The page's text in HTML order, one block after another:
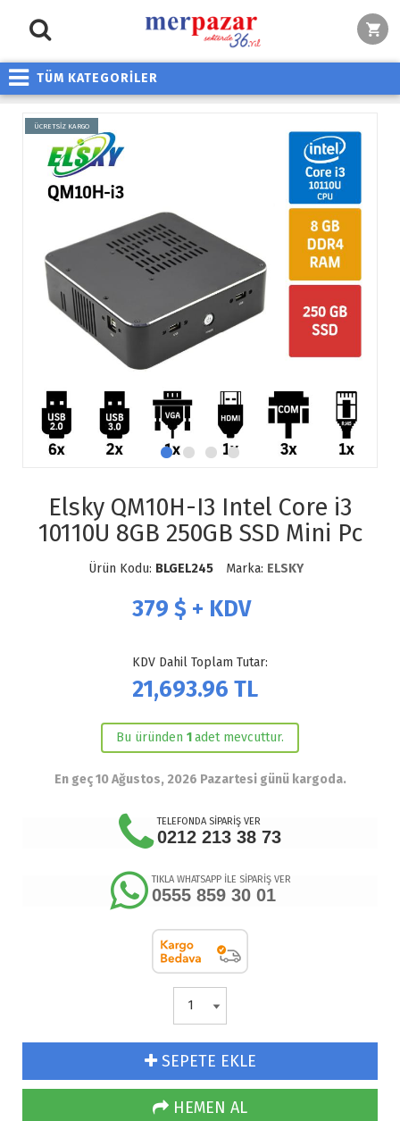
TÜM KATEGORİLER
ÜCRETSİZ KARGO
Elsky QM10H-I3 Intel Core i3
10110U 8GB 250GB SSD Mini Pc
Ürün Kodu: BLGEL245 Marka: ELSKY
379 $ + KDV
KDV Dahil Toplam Tutar:
21,693.96 TL
Bu üründen 1adet mevcuttur.
En geç 10 Ağustos, 2026 Pazartesi günü kargoda.
TELEFONDA SİPARİŞ VER
0212 213 38 73
TIKLA WHATSAPP İLE SİPARİŞ VER
0555 859 30 01
SEPETE EKLE
HEMEN AL